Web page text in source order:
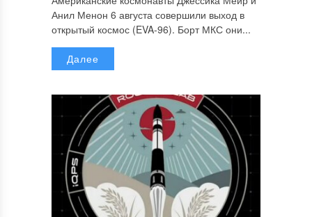
Анил Менон 6 августа совершили выход в
открытый космос (EVA-96). Борт МКС они...
Далее